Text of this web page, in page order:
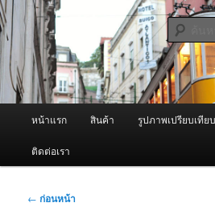
ข้าม
ไป
ยัง
เนื้อหา
หลัก
ผู้นำเข้าเครื่องพ่นหมอ
Fogger / Fogger
จำหน่ายเครื่องพ่นหมอกควัน คุณภาพดี บริการ
หน้าแรก สินค้า รูปภาพเปรียบเทียบ
ติดต่อเรา
เมนู
← ก่อนหน้า